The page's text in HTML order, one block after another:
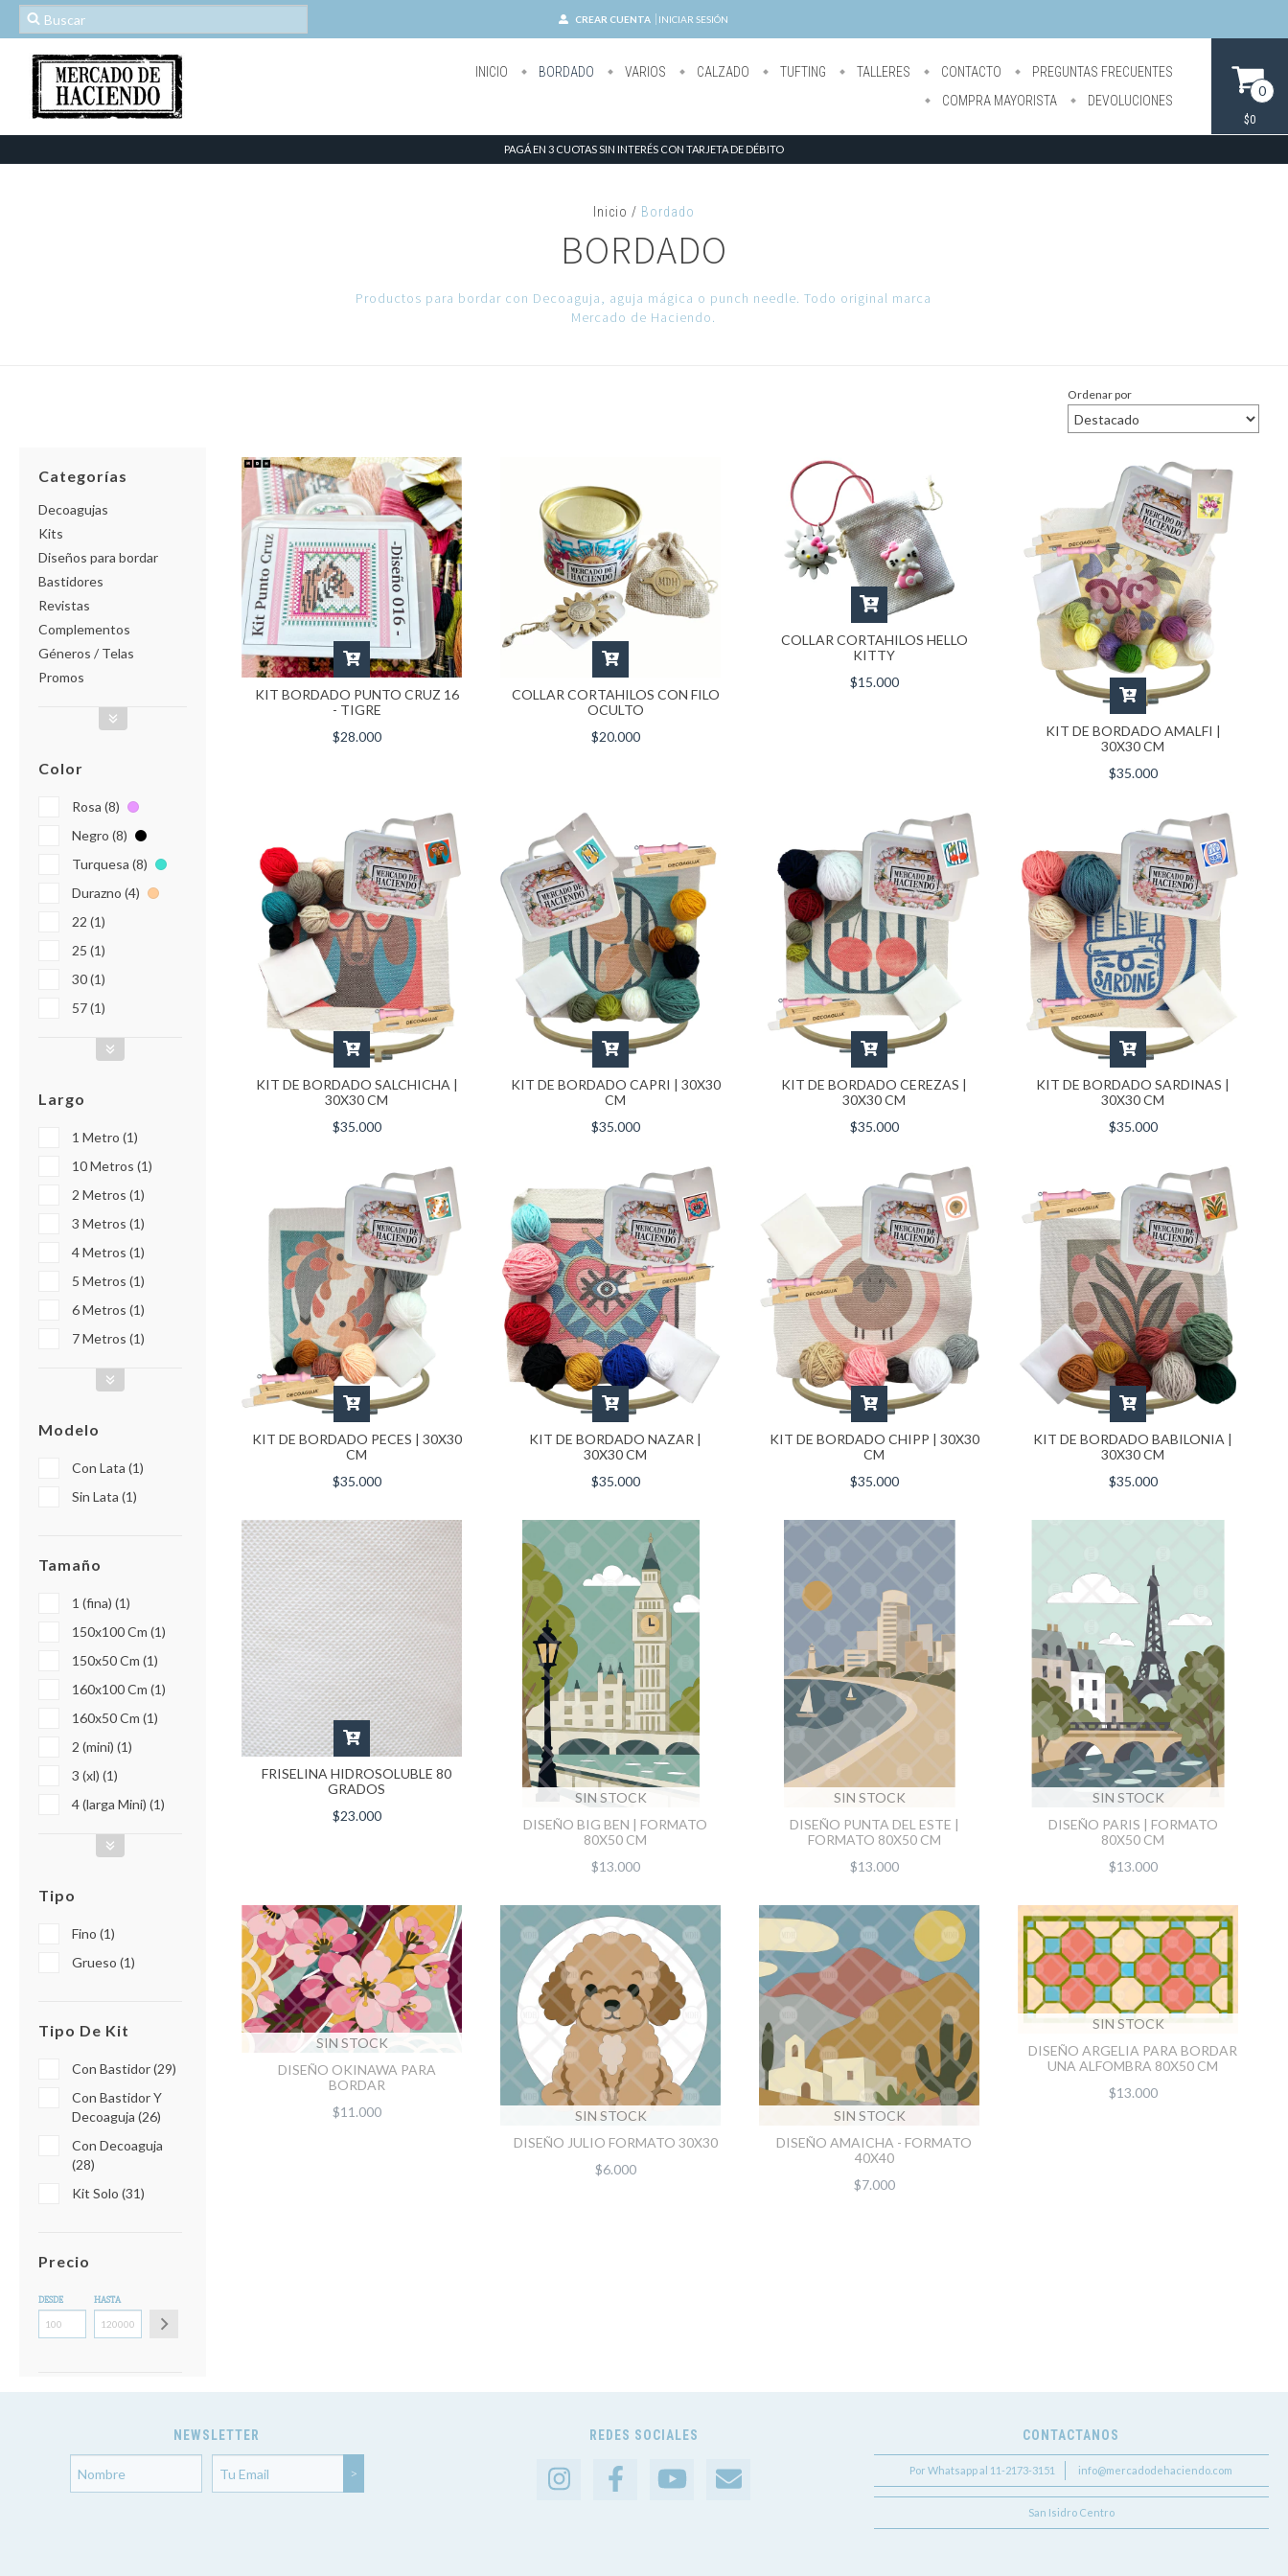
CREAR CUENTA INICIAR SESIÓN
INICIO BORDADO VARIOS CALZADO TUFTING TALLERES CONTACTO
PREGUNTAS FRECUENTES
COMPRA MAYORISTA
DEVOLUCIONES
0
$0
PAGÁ EN 3 CUOTAS SIN INTERÉS CON TARJETA DE DÉBITO
Inicio / Bordado
BORDADO
Productos para bordar con Decoaguja, aguja mágica o punch needle. Todo original marca
Mercado de Haciendo.
Ordenar por
Categorías
Decoagujas
Kits
Diseños para bordar
Bastidores
Revistas
Complementos
Géneros / Telas
Promos
Color
Rosa (8)
Negro (8)
Turquesa (8)
Durazno (4)
22 (1)
25 (1)
30 (1)
57 (1)
Largo
1 Metro (1)
10 Metros (1)
2 Metros (1)
3 Metros (1)
4 Metros (1)
5 Metros (1)
6 Metros (1)
7 Metros (1)
Modelo
Con Lata (1)
Sin Lata (1)
Tamaño
1 (fina) (1)
150x100 Cm (1)
150x50 Cm (1)
160x100 Cm (1)
160x50 Cm (1)
2 (mini) (1)
3 (xl) (1)
4 (larga Mini) (1)
Tipo
Fino (1)
Grueso (1)
Tipo De Kit
Con Bastidor (29)
Con Bastidor Y
Decoaguja (26)
Con Decoaguja
(28)
Kit Solo (31)
Precio
DESDE HASTA
KIT BORDADO PUNTO CRUZ 16
- TIGRE
$28.000
COLLAR CORTAHILOS CON FILO
OCULTO
$20.000
COLLAR CORTAHILOS HELLO
KITTY
$15.000
KIT DE BORDADO AMALFI |
30X30 CM
$35.000
KIT DE BORDADO SALCHICHA |
30X30 CM
$35.000
KIT DE BORDADO CAPRI | 30X30
CM
$35.000
KIT DE BORDADO CEREZAS |
30X30 CM
$35.000
KIT DE BORDADO SARDINAS |
30X30 CM
$35.000
KIT DE BORDADO PECES | 30X30
CM
$35.000
KIT DE BORDADO NAZAR |
30X30 CM
$35.000
KIT DE BORDADO CHIPP | 30X30
CM
$35.000
KIT DE BORDADO BABILONIA |
30X30 CM
$35.000
FRISELINA HIDROSOLUBLE 80
GRADOS
$23.000
SIN STOCK
DISEÑO BIG BEN | FORMATO
80X50 CM
$13.000
SIN STOCK
DISEÑO PUNTA DEL ESTE |
FORMATO 80X50 CM
$13.000
SIN STOCK
DISEÑO PARIS | FORMATO
80X50 CM
$13.000
SIN STOCK
DISEÑO OKINAWA PARA
BORDAR
$11.000
SIN STOCK
DISEÑO JULIO FORMATO 30X30
$6.000
SIN STOCK
DISEÑO AMAICHA - FORMATO
40X40
$7.000
SIN STOCK
DISEÑO ARGELIA PARA BORDAR
UNA ALFOMBRA 80X50 CM
$13.000
NEWSLETTER REDES SOCIALES CONTACTANOS
Por Whatsapp al 11-2173-3151 info@mercadodehaciendo.com
San Isidro Centro